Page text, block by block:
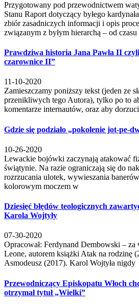
Przygotowany pod przewodnictwem
Stanu Raport dotyczący byłego
zbiór zasadniczych informacji i opis
związanym z byłym hierarchą – od czasu
Prawdziwa historia Jana Pawła II
czarownice II”
11-10-2020
Zamieszczamy poniższy tekst (jeden ze
przenikliwych tego Autora), tylko po to
komentarze internautów, oraz aby
Gdzie się podziało „pokolenie jot-pe-
10-26-2020
Lewackie bojówki zaczynają atakować
świątynie. Na razie ograniczają się do
rozrzucania ulotek, wywieszania
kolorowym moczem w
Dziesięć błędów teologicznych
Karola Wojtyły
07-30-2020
Opracował: Ferdynand Dembowski –
Leone, autorem książki Atak na rodzinę
Asmodeusz (2017). Karol Wojtyła nigdy
Przewodniczący Episkopatu Włoch
otrzymał tytuł „Wielki”